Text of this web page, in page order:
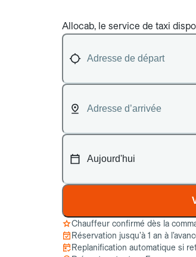
Allocab, le service de taxi
Chauffeur confirmé dès la
Réservation jusqu’à 1 an à
Replanification automatique si